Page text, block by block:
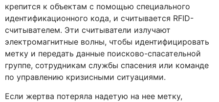
крепится к объектам с помощью специального
идентификационного кода, и считывается RFID-
считывателем. Эти считыватели излучают
электромагнитные волны, чтобы идентифицировать
метку и передать данные поисково-спасательной
группе, сотрудникам службы спасения или команде
по управлению кризисными ситуациями.
Если жертва потеряла надетую на нее метку,